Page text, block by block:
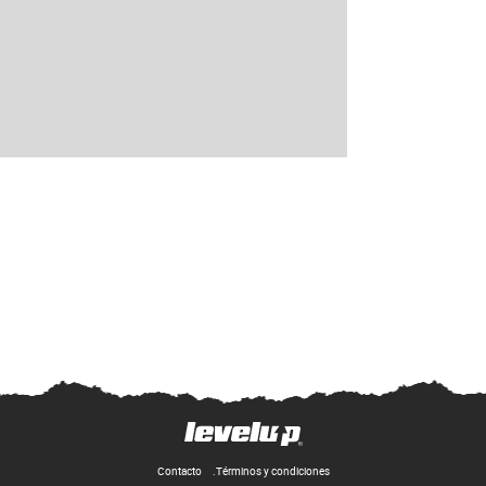
Contacto Términos y condiciones